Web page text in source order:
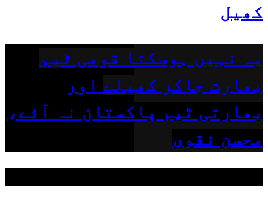
کھیل
یہ نہیں ہوسکتا قومی ٹیم
بھارت جاکر کھیلے اور
بھارتی ٹیم پاکستان نہ آئے،
محسن نقوی